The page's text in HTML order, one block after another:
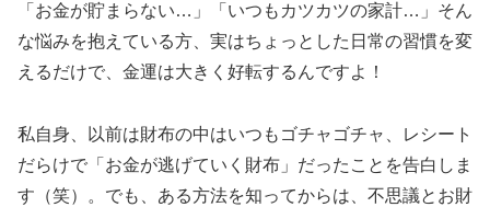
「お金が貯まらない…」「いつもカツカツの家計…」そん
な悩みを抱えている方、実はちょっとした日常の習慣を変
えるだけで、金運は大きく好転するんですよ！
私自身、以前は財布の中はいつもゴチャゴチャ、レシート
だらけで「お金が逃げていく財布」だったことを告白しま
す（笑）。でも、ある方法を知ってからは、不思議とお財